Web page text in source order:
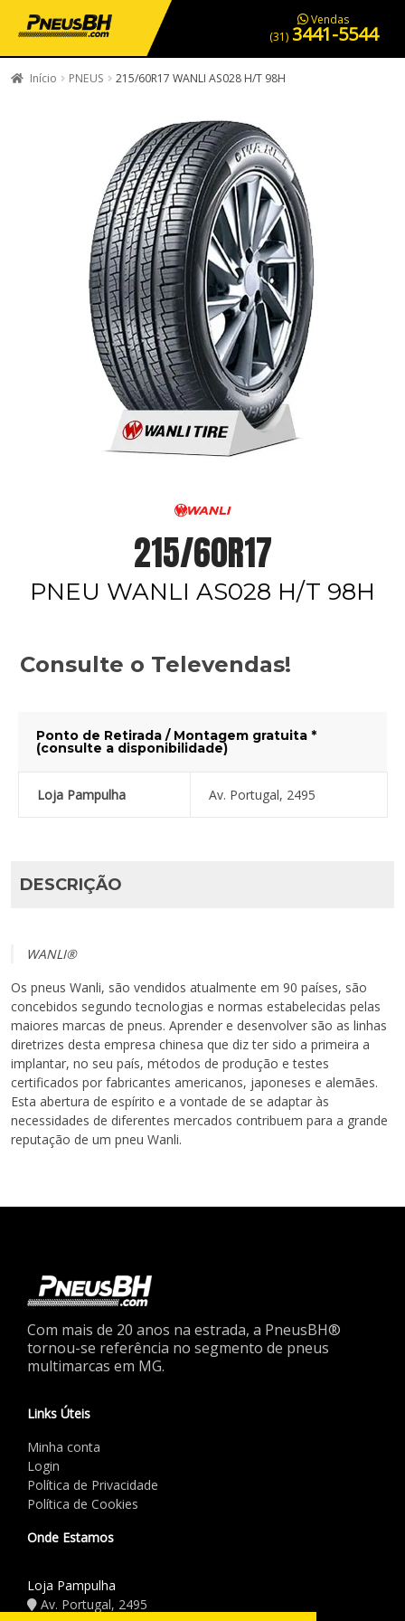
PNEUS EM OFERTA SERVIÇOS AUTOMOTIVOS NOSSA LOJA
Vendas
(31) 3441-5544
Início PNEUS 215/60R17 WANLI AS028 H/T 98H
215/60R17
PNEU WANLI AS028 H/T 98H
Consulte o Televendas!
Ponto de Retirada / Montagem gratuita *
(consulte a disponibilidade)
Loja Pampulha Av. Portugal, 2495
DESCRIÇÃO
WANLI®
Os pneus Wanli, são vendidos atualmente em 90 países, são
concebidos segundo tecnologias e normas estabelecidas pelas
maiores marcas de pneus. Aprender e desenvolver são as linhas
diretrizes desta empresa chinesa que diz ter sido a primeira a
implantar, no seu país, métodos de produção e testes
certificados por fabricantes americanos, japoneses e alemães.
Esta abertura de espírito e a vontade de se adaptar às
necessidades de diferentes mercados contribuem para a grande
reputação de um pneu Wanli.
Com mais de 20 anos na estrada, a PneusBH®
tornou-se referência no segmento de pneus
multimarcas em MG.
Links Úteis
Minha conta
Login
Política de Privacidade
Política de Cookies
Onde Estamos
Loja Pampulha
Av. Portugal, 2495